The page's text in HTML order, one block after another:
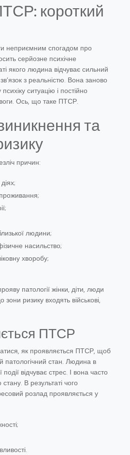
короткий
неприємним спогадом про
серйозне психічне
якого людина відчуває сильний
з реальністю. Вона заново
ситуацію і постійно
Ось, що таке ПТСР.
та
причин:
людини;
насильство;
хворобу;
патології жінки, діти, люди
зони ризику входять військові,
ПТСР
як проявляється ПТСР, щоб
патологічний стан. Людина в
події відчуває стрес. І вона часто
В результаті чого
розлад проявляється у